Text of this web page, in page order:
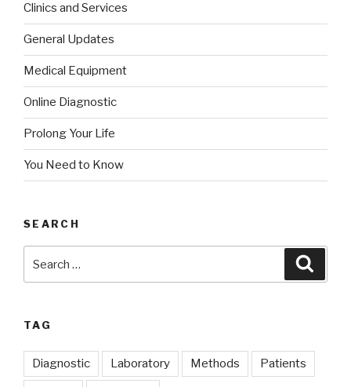
Clinics and Services
General Updates
Medical Equipment
Online Diagnostic
Prolong Your Life
You Need to Know
SEARCH
for:
TAG
Diagnostic Laboratory Methods Patients